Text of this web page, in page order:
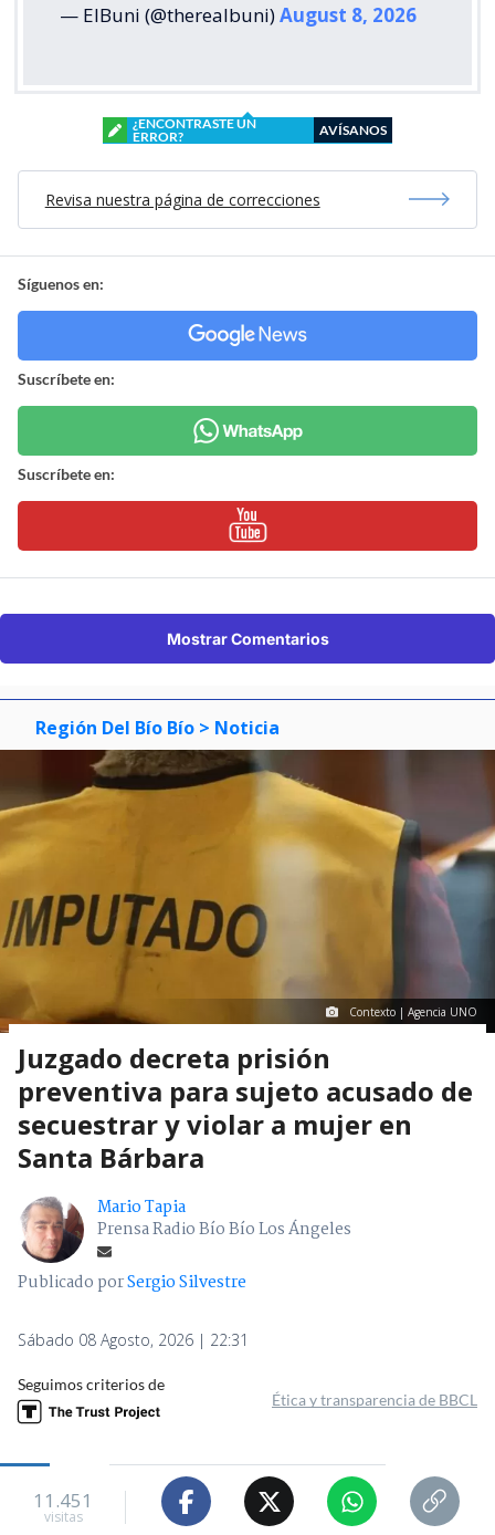
— ElBuni (@therealbuni)August 8, 2026
¿ENCONTRASTE UN
ERROR?
AVÍSANOS
Revisa nuestra página de correcciones
Síguenos en:
Suscríbete en:
Suscríbete en:
Mostrar Comentarios
Región Del Bío Bío > Noticia
Contexto | Agencia UNO
Juzgado decreta prisión
preventiva para sujeto acusado de
secuestrar y violar a mujer en
Santa Bárbara
Mario Tapia
Prensa Radio Bío Bío Los Ángeles
Publicado porSergio Silvestre
Sábado 08 Agosto, 2026 | 22:31
Seguimos criterios de
Ética y transparencia de BBCL
11.451
visitas